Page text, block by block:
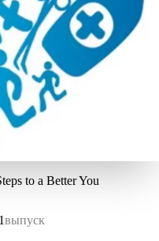
to a Better You
1выпуск